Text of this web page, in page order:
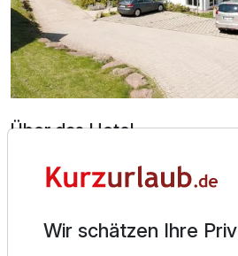
Über das Hotel
Wir laden Sie ein, bei uns Gast zu
Zimmer sind zum Wohlfühlen
hauseigene Schwimmbad mit
Wir schätzen Ihre